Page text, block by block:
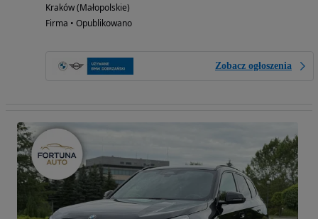
Kraków (Małopolskie)
Firma • Opublikowano
Zobacz ogłoszenia